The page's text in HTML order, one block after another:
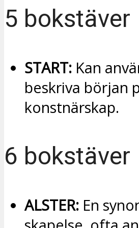
5 bokstäver
START: Kan
beskriva början
konstnärskap.
6 bokstäver
ALSTER: En